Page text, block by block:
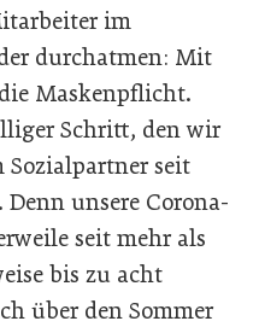
im
durchatmen: Mit
Maskenpflicht.
Schritt, den wir
Sozialpartner seit
unsere Corona-
seit mehr als
bis zu acht
über den Sommer